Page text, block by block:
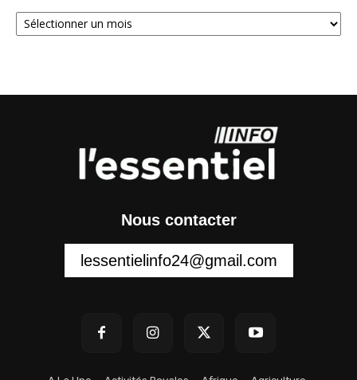
Archives
Nous contacter
lessentielinfo24@gmail.com